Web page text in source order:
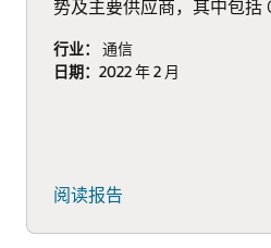
势及主要供应商，其中包括
行业：
通信
日期： 2022 年 2 月
阅读报告
(PDF)